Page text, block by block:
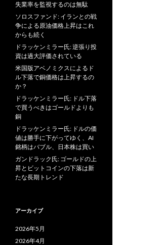
失業率を監視するのは無駄
ソロスファンド: イランとの戦
争による原油価格上昇はこれ
からも続く
ドラッケンミラー氏: 逆張り投
資は過大評価されている
米国版アベノミクスによるド
ル下落で銅価格は上昇するの
か？
ドラッケンミラー氏: ドル下落
で買うべきはゴールドよりも
銅
ドラッケンミラー氏: ドルの価
値は勝手に下がってゆく、AI
銘柄はバブル、日本株は買い
ガンドラック氏: ゴールドの上
昇とビットコインの下落は新
たな長期トレンド
アーカイブ
2026年5月
2026年4月